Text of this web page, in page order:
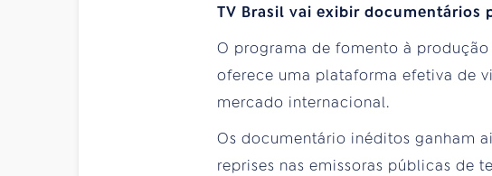
TV Brasil vai exibir documentários
O programa de fomento à
oferece uma plataforma efetiva de
mercado internacional.
Os documentário inéditos ganham
reprises nas emissoras públicas de